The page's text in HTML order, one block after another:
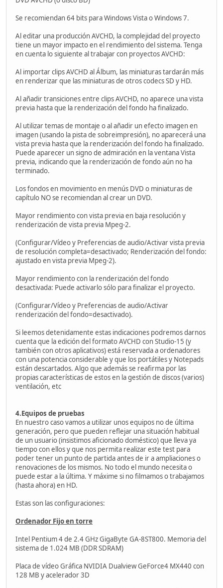
Se recomiendan 64 bits para Windows Vista o Windows 7.
Al editar una producción AVCHD, la complejidad del proyecto
tiene un mayor impacto en el rendimiento del sistema. Tenga
en cuenta lo siguiente al trabajar con proyectos AVCHD:
Al importar clips AVCHD al Álbum, las miniaturas tardarán más
en renderizar que las miniaturas de otros codecs SD y HD.
Al añadir transiciones entre clips AVCHD, no aparece una vista
previa hasta que la renderización del fondo ha finalizado.
Al utilizar temas de montaje o al añadir un efecto imagen en
imagen (usando la pista de sobreimpresión), no aparecerá una
vista previa hasta que la renderización del fondo ha finalizado.
Puede aparecer un signo de admiración en la ventana Vista
previa, indicando que la renderización de fondo aún no ha
terminado.
Los fondos en movimiento en menús DVD o miniaturas de
capítulo NO se recomiendan al crear un DVD.
Mayor rendimiento con vista previa en baja resolución y
renderización de vista previa Mpeg-2.
(Configurar/Vídeo y Preferencias de audio/Activar vista previa
de resolución completa=desactivado; Renderización del fondo:
ajustado en vista previa Mpeg-2).
Mayor rendimiento con la renderización del fondo
desactivada: Puede activarlo sólo para finalizar el proyecto.
(Configurar/Vídeo y Preferencias de audio/Activar
renderización del fondo=desactivado).
Si leemos detenidamente estas indicaciones podremos darnos
cuenta que la edición del formato AVCHD con Studio-15 (y
también con otros aplicativos) está reservada a ordenadores
con una potencia considerable y que los portátiles y Notepads
están descartados. Algo que además se reafirma por las
propias características de estos en la gestión de discos (varios)
ventilación, etc
4.Equipos de pruebas
En nuestro caso vamos a utilizar unos equipos no de última
generación, pero que pueden reflejar una situación habitual
de un usuario (insistimos aficionado doméstico) que lleva ya
tiempo con ellos y que nos permita realizar este test para
poder tener un punto de partida antes de ir a ampliaciones o
renovaciones de los mismos. No todo el mundo necesita o
puede estar a la última. Y máxime si no filmamos o trabajamos
(hasta ahora) en HD.
Estas son las configuraciones:
Ordenador Fijo en torre
Intel Pentium 4 de 2.4 GHz GigaByte GA-8ST800. Memoria del
sistema de 1.024 MB (DDR SDRAM)
Placa de vídeo Gráfica NVIDIA Dualview GeForce4 MX440 con
128 MB y acelerador 3D